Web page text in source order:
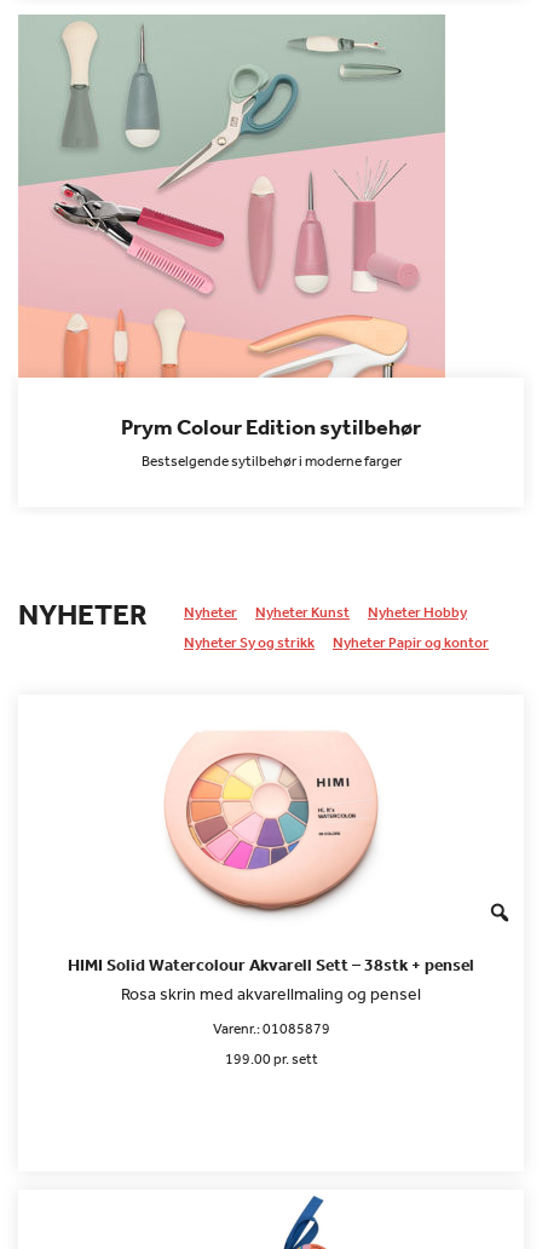
Prym Colour Edition sytilbehør
Bestselgende sytilbehør i moderne farger
NYHETER Nyheter Nyheter Kunst
Nyheter Hobby
Nyheter Sy og strikk
Nyheter Papir og kontor
HIMI Solid Watercolour Akvarell Sett – 38stk + pensel
Rosa skrin med akvarellmaling og pensel
Varenr.:01085879
199.00 pr. sett